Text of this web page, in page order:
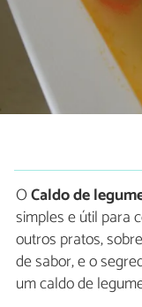
OCaldo de
simples e útil para
outros pratos,
de sabor, e o
um caldo de